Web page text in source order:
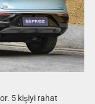
5 kişiyi rahat